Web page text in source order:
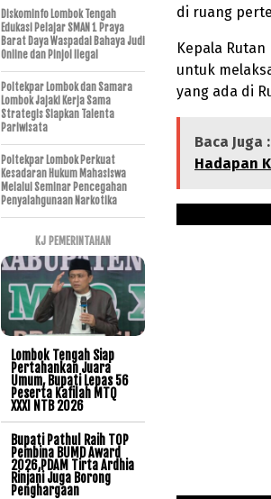
di ruang
Kepala
untuk
yang ada di
Baca Juga :
Hadapan
Diskominfo Lombok Tengah
Edukasi Pelajar SMAN 1 Praya
Barat Daya Waspadai Bahaya Judi
Online dan Pinjol Ilegal
Poltekpar Lombok dan Samara
Lombok Jajaki Kerja Sama
Strategis Siapkan Talenta
Pariwisata
Poltekpar Lombok Perkuat
Kesadaran Hukum Mahasiswa
Melalui Seminar Pencegahan
Penyalahgunaan Narkotika
KJ PEMERINTAHAN
Lombok Tengah Siap
Pertahankan Juara
Umum, Bupati Lepas 56
Peserta Kafilah MTQ
XXXI NTB 2026
Bupati Pathul Raih TOP
Pembina BUMD Award
2026,PDAM Tirta Ardhia
Rinjani Juga Borong
Penghargaan